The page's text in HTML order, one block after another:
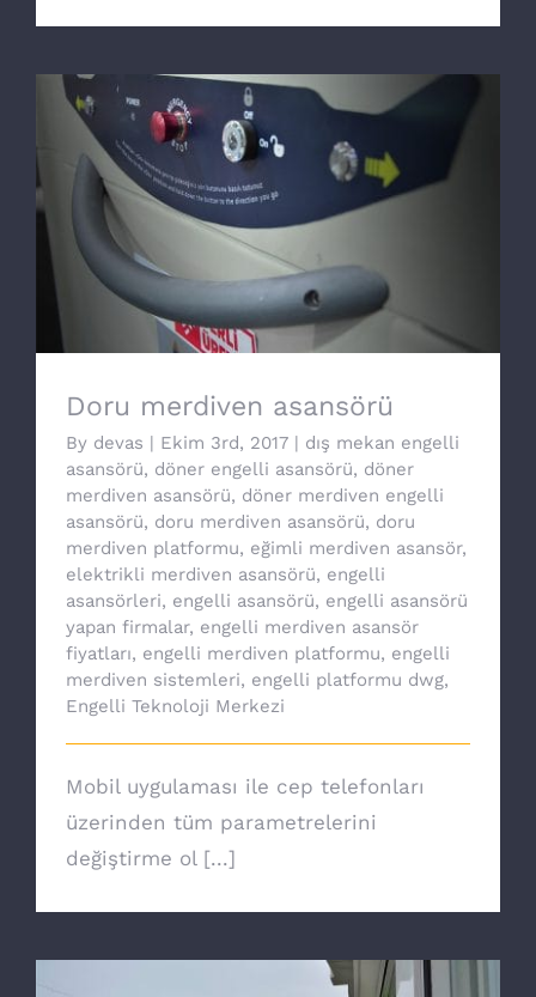
Doru merdiven asansörü
Doru merdiven asansörü
By devas | Ekim 3rd, 2017 | dış mekan engelli
asansörü, döner engelli asansörü, döner
merdiven asansörü, döner merdiven engelli
asansörü, doru merdiven asansörü, doru
merdiven platformu, eğimli merdiven asansör,
elektrikli merdiven asansörü, engelli
asansörleri, engelli asansörü, engelli asansörü
yapan firmalar, engelli merdiven asansör
fiyatları, engelli merdiven platformu, engelli
merdiven sistemleri, engelli platformu dwg,
Engelli Teknoloji Merkezi
Mobil uygulaması ile cep telefonları
üzerinden tüm parametrelerini
değiştirme ol [...]